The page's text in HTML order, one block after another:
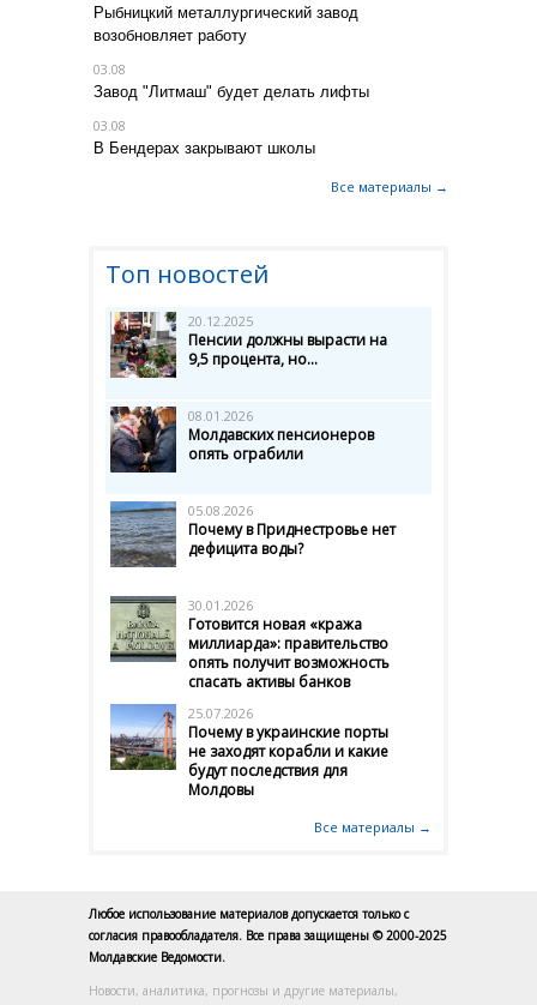
Рыбницкий металлургический завод
возобновляет работу
03.08
Завод "Литмаш" будет делать лифты
03.08
В Бендерах закрывают школы
Все материалы →
Топ новостей
20.12.2025
Пенсии должны вырасти на
9,5 процента, но...
08.01.2026
Молдавских пенсионеров
опять ограбили
05.08.2026
Почему в Приднестровье нет
дефицита воды?
30.01.2026
Готовится новая «кража
миллиарда»: правительство
опять получит возможность
спасать активы банков
25.07.2026
Почему в украинские порты
не заходят корабли и какие
будут последствия для
Молдовы
Все материалы →
Любое использование материалов допускается только с
согласия правообладателя. Все права защищены © 2000-2025
Молдавские Ведомости.
Новости, аналитика, прогнозы и другие материалы,